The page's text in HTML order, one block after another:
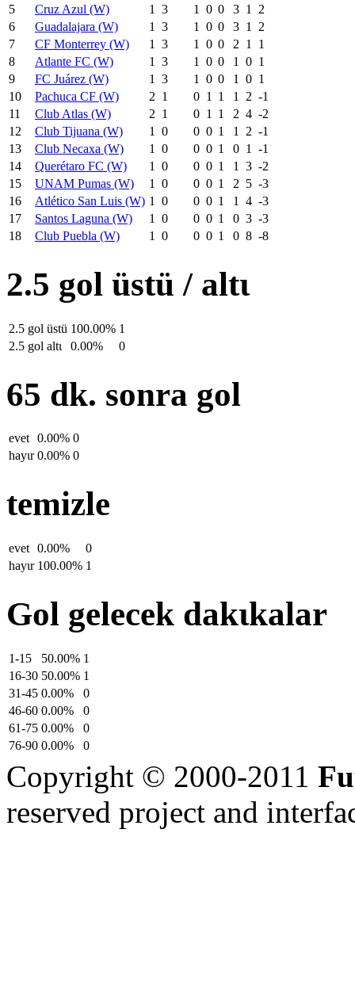
5
Cruz Azul (W) 1 3 1 0 0 3 1
2
6
Guadalajara (W) 1 3 1 0 0 3 1
2
7
CF Monterrey (W) 1 3 1 0 0 2 1
1
8
Atlante FC (W) 1 3 1 0 0 1 0 1
9
FC Juárez (W) 1 3 1 0 0 1 0 1
10
Pachuca CF (W) 2 1 0 1 1 1 2 -1
11
Club Atlas (W) 2 1 0 1 1 2 4 -2
12
Club Tijuana (W) 1 0 0 0 1 1 2 -1
13
Club Necaxa (W) 1 0 0 0 1 0 1
-1
14
Querétaro FC (W) 1 0 0 0 1 1 3 -2
15
UNAM Pumas (W) 1 0 0 0 1 2 5 -3
16
Atlético San Luis (W) 1 0 0 0 1 1 4 -3
17
Santos Laguna (W) 1 0 0 0 1 0 3 -3
18
Club Puebla (W) 1 0 0 0 1 0 8 -8
2.5 gol üstü / altι
2.5 gol üstü 100.00% 1
2.5 gol altι
0.00% 0
65 dk. sonra gol
evet 0.00% 0
hayιr 0.00% 0
temizle
evet 0.00%
0
hayιr 100.00% 1
Gol gelecek dakιkalar
1-15 50.00% 1
16-30 50.00% 1
31-45 0.00%
0
46-60 0.00%
0
61-75 0.00%
0
76-90 0.00% 0
Copyright © 2000-2011
reserved project and